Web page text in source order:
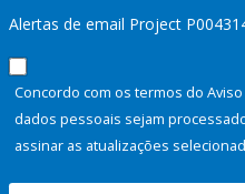
Alertas de email Project
Concordo com os termos do
dados pessoais sejam
assinar as atualizações